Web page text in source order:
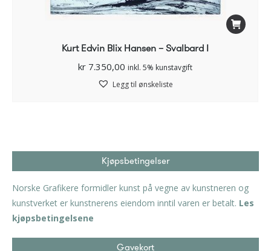
Kurt Edvin Blix Hansen – Svalbard I
kr 7.350,00 inkl. 5% kunstavgift
Legg til ønskeliste
Kjøpsbetingelser
Norske Grafikere formidler kunst på vegne av kunstneren og
kunstverket er kunstnerens eiendom inntil varen er betalt. Les
kjøpsbetingelsene
Gavekort